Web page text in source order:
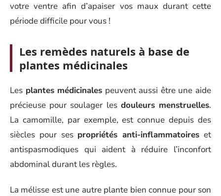
votre ventre afin d’apaiser vos maux durant cette
période difficile pour vous !
Les remèdes naturels à base de
plantes médicinales
Les plantes médicinales peuvent aussi être une aide
précieuse pour soulager les douleurs menstruelles.
La camomille, par exemple, est connue depuis des
siècles pour ses propriétés anti-inflammatoires et
antispasmodiques qui aident à réduire l’inconfort
abdominal durant les règles.
La mélisse est une autre plante bien connue pour son